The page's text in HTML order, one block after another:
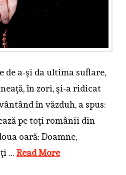
de a-şi da ultima suflare,
în zori, şi-a ridicat
în văzduh, a spus:
pe toţi românii din
oară: Doamne,
… Read More